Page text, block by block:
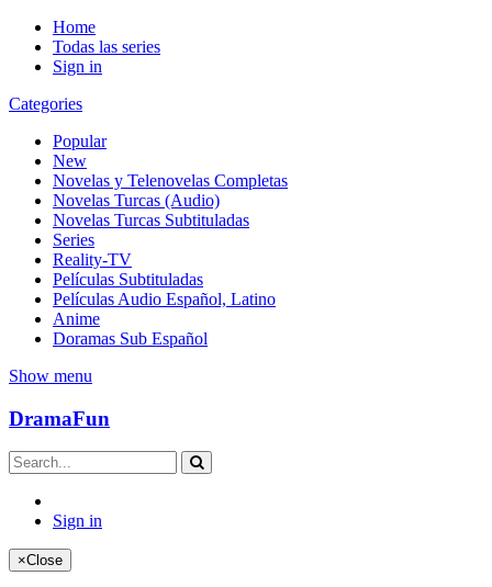
Home
Todas las series
Sign in
Categories
Popular
New
Novelas y Telenovelas Completas
Novelas Turcas (Audio)
Novelas Turcas Subtituladas
Series
Reality-TV
Películas Subtituladas
Películas Audio Español, Latino
Anime
Doramas Sub Español
Show menu
DramaFun
Sign in
×Close